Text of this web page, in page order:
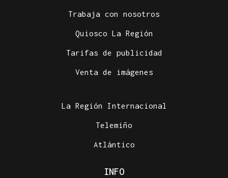
Trabaja con nosotros
Quiosco La Región
Tarifas de publicidad
Venta de imágenes
La Región Internacional
Telemiño
Atlántico
INFO